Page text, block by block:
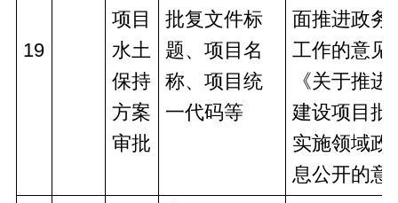
19
项目
水土
保持
方案
审批
批复文件标
题、项目名
称、项目统
一代码等
面推进政务
工作的意见
《关于推进
建设项目批
实施领域政
息公开的意